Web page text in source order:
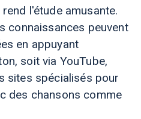
l'étude amusante.
connaissances peuvent
en appuyant
soit via YouTube,
sites spécialisés pour
des chansons comme